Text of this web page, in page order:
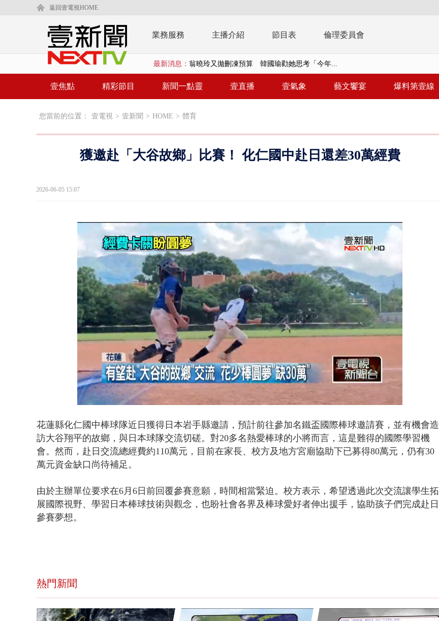
返回壹電視HOME
業務服務 主播介紹 節目表 倫理委員會
最新消息： 父親節泡湯？ 白海豚逼近「明恐海警」北台...
EZ WAY個資爭議 連戰媳婦轟財政部不負責任
利慾薰心！ 美女律師涉龐大洗錢鏈 通緝港...
翁曉玲又拋刪凍預算 韓國瑜勸她思考「今年...
壹焦點 精彩節目 新聞一點靈 壹直播 壹氣象 藝文饗宴 爆料第壹線
您當前的位置： 壹電視 > 壹新聞 > HOME > 體育
獲邀赴「大谷故鄉」比賽！ 化仁國中赴日還差30萬經費
2026-06-05 15:07
39.15%
花蓮縣化仁國中棒球隊近日獲得日本岩手縣邀請，預計前往參加名鐵盃國際棒球邀請賽，並有機會造
訪大谷翔平的故鄉，與日本球隊交流切磋。對20多名熱愛棒球的小將而言，這是難得的國際學習機
會。然而，赴日交流總經費約110萬元，目前在家長、校方及地方宮廟協助下已募得80萬元，仍有30
萬元資金缺口尚待補足。
由於主辦單位要求在6月6日前回覆參賽意願，時間相當緊迫。校方表示，希望透過此次交流讓學生拓
展國際視野、學習日本棒球技術與觀念，也盼社會各界及棒球愛好者伸出援手，協助孩子們完成赴日
參賽夢想。
熱門新聞